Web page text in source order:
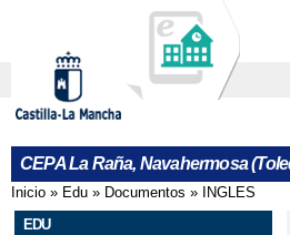
CEPA La Raña, Navahermosa
Se encuentra usted
Inicio » Edu » Documentos »
INGLES
EDU